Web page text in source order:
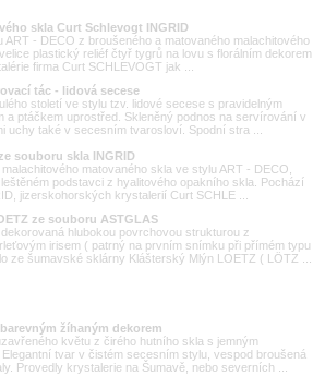
skla Curt Schlevogt INGRID
- DECO z broušeného a matovaného malachitového
plastický reliéf čtyř tygrů na lovu s florálním dekorem
firma Curt SCHLEVOGT jak ...
tác - lidová secese
století ve stylu tzv. lidové secese s pravidelným
a ptáčkem uprostřed. Skleněný podnos na servírování v
uchy také v secesním tvarosloví. Spodní stra ...
souboru skla INGRID
matovaného skla ve stylu ART - DECO,
podstavci z hyalitového opakního skla. Pochází
jizerskohorských krystalerií Curt SCHLE ...
ze souboru ASTGLAS
hlubokou povrchovou strukturou z
irisem ( patrný na prvním snímku při přímém typu
ze šumavské sklárny Klášterský Mlýn LOETZ ( LÖTZ ...
žíhaným dekorem
květu z čirého hutního skla s jemným
tvar v čistém secesním stylu, vespod broušená
Provedly krystalerie na Šumavě, nebo severních ...